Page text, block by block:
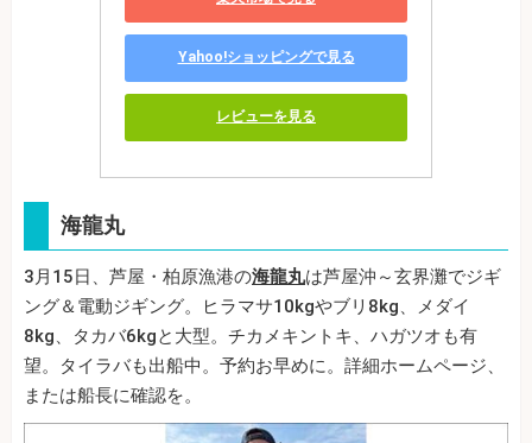
Yahoo!ショッピングで見る
レビューを見る
海龍丸
3月15日、芦屋・柏原漁港の海龍丸は芦屋沖～玄界灘でジギ
ング＆電動ジギング。ヒラマサ10kgやブリ8kg、メダイ
8kg、タカバ6kgと大型。チカメキントキ、ハガツオも有
望。タイラバも出船中。予約お早めに。詳細ホームページ、
または船長に確認を。